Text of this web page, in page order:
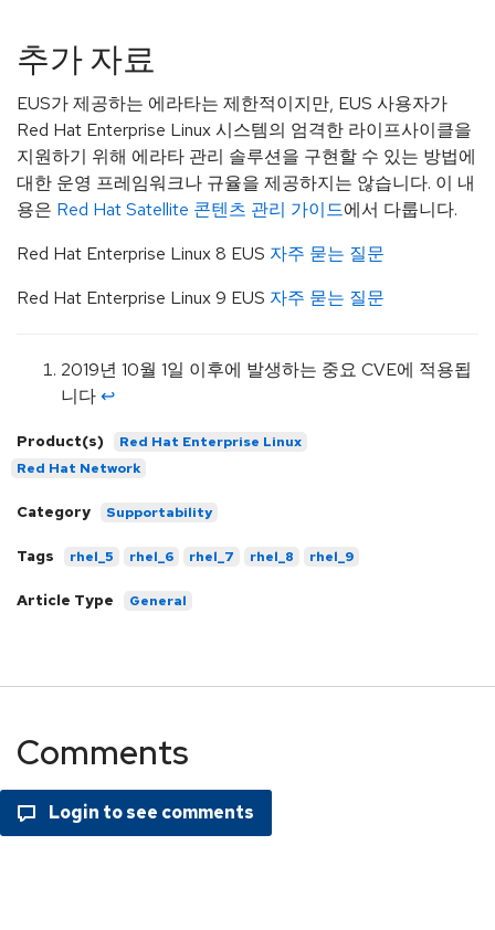
추가 자료
EUS가 제공하는 에라타는 제한적이지만, EUS 사용자가
Red Hat Enterprise Linux 시스템의 엄격한 라이프사이클을
지원하기 위해 에라타 관리 솔루션을 구현할 수 있는 방법에
대한 운영 프레임워크나 규율을 제공하지는 않습니다. 이 내
용은 Red Hat Satellite 콘텐츠 관리 가이드에서 다룹니다.
Red Hat Enterprise Linux 8 EUS 자주 묻는 질문
Red Hat Enterprise Linux 9 EUS 자주 묻는 질문
2019년 10월 1일 이후에 발생하는 중요 CVE에 적용됩
니다↩︎
Product(s)
Red Hat Enterprise Linux
Red Hat Network
Category Supportability
Tags rhel_5 rhel_6 rhel_7 rhel_8 rhel_9
Article Type General
Comments